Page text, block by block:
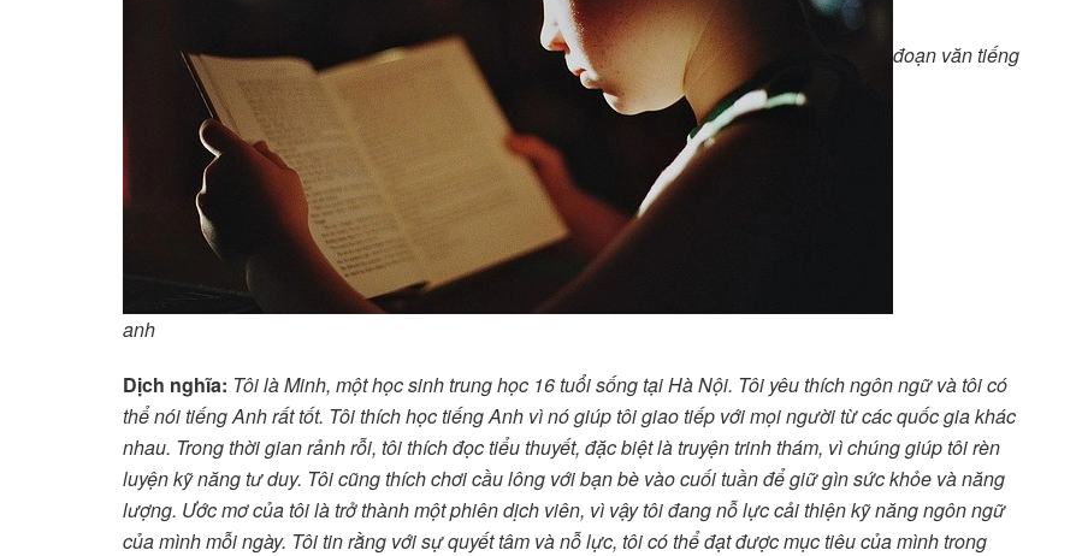
đoạn văn tiếng
anh
Dịch nghĩa: Tôi là Minh, một học sinh trung học 16 tuổi sống tại Hà Nội. Tôi yêu thích ngôn ngữ và tôi có
thể nói tiếng Anh rất tốt. Tôi thích học tiếng Anh vì nó giúp tôi giao tiếp với mọi người từ các quốc gia khác
nhau. Trong thời gian rảnh rỗi, tôi thích đọc tiểu thuyết, đặc biệt là truyện trinh thám, vì chúng giúp tôi rèn
luyện kỹ năng tư duy. Tôi cũng thích chơi cầu lông với bạn bè vào cuối tuần để giữ gìn sức khỏe và năng
lượng. Ước mơ của tôi là trở thành một phiên dịch viên, vì vậy tôi đang nỗ lực cải thiện kỹ năng ngôn ngữ
của mình mỗi ngày. Tôi tin rằng với sự quyết tâm và nỗ lực, tôi có thể đạt được mục tiêu của mình trong